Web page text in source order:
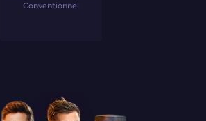
Conventionnel